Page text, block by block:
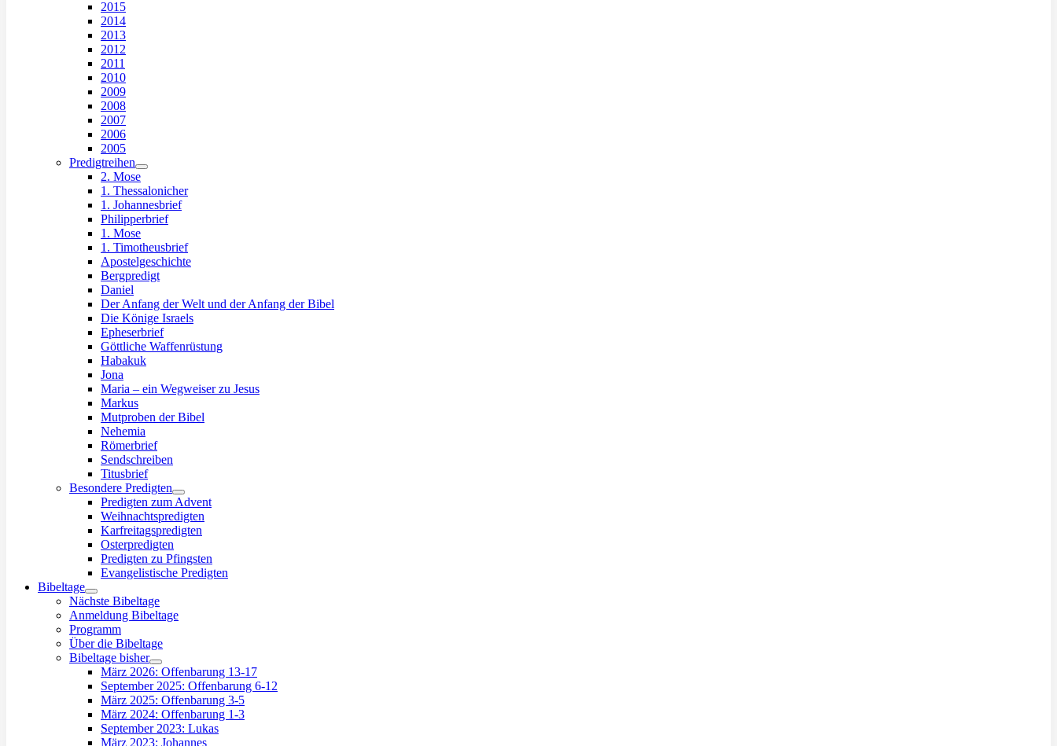
2015
2014
2013
2012
2011
2010
2009
2008
2007
2006
2005
Predigtreihen
2. Mose
1. Thessalonicher
1. Johannesbrief
Philipperbrief
1. Mose
1. Timotheusbrief
Apostelgeschichte
Bergpredigt
Daniel
Der Anfang der Welt und der Anfang der Bibel
Die Könige Israels
Epheserbrief
Göttliche Waffenrüstung
Habakuk
Jona
Maria – ein Wegweiser zu Jesus
Markus
Mutproben der Bibel
Nehemia
Römerbrief
Sendschreiben
Titusbrief
Besondere Predigten
Predigten zum Advent
Weihnachtspredigten
Karfreitagspredigten
Osterpredigten
Predigten zu Pfingsten
Evangelistische Predigten
Bibeltage
Nächste Bibeltage
Anmeldung Bibeltage
Programm
Über die Bibeltage
Bibeltage bisher
März 2026: Offenbarung 13-17
September 2025: Offenbarung 6-12
März 2025: Offenbarung 3-5
März 2024: Offenbarung 1-3
September 2023: Lukas
März 2023: Johannes